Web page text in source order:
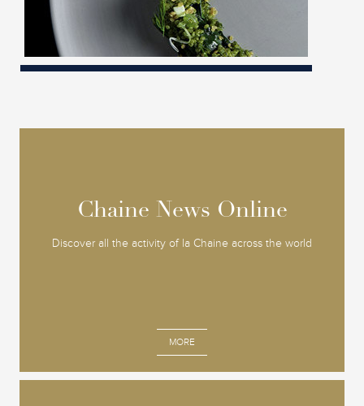
Chaine News Online
Discover all the activity of la Chaine across the world
MORE
Chaine News Online